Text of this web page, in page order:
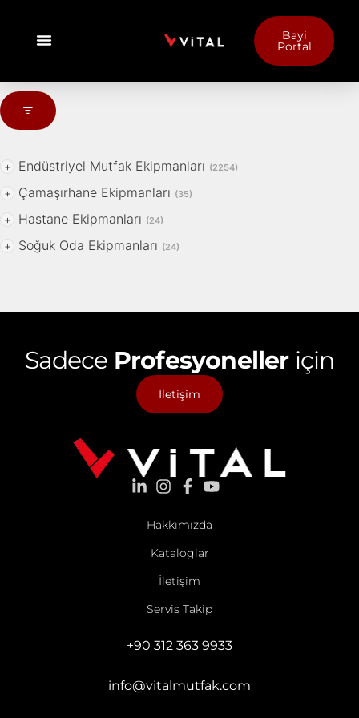
Bayi
Portal
+ Endüstriyel Mutfak Ekipmanları (2254)
+ Çamaşırhane Ekipmanları (35)
+ Hastane Ekipmanları (24)
+ Soğuk Oda Ekipmanları (24)
Sadece Profesyonelleriçin
İletişim
Hakkımızda
Kataloglar
İletişim
Servis Takip
+90 312 363 9933
info@vitalmutfak.com